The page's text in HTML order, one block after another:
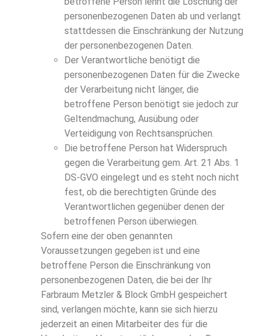
personenbezogenen Daten ab und verlangt
stattdessen die Einschränkung der Nutzung
der personenbezogenen Daten.
Der Verantwortliche benötigt die
personenbezogenen Daten für die Zwecke
der Verarbeitung nicht länger, die
betroffene Person benötigt sie jedoch zur
Geltendmachung, Ausübung oder
Verteidigung von Rechtsansprüchen.
Die betroffene Person hat Widerspruch
gegen die Verarbeitung gem. Art. 21 Abs. 1
DS-GVO eingelegt und es steht noch nicht
fest, ob die berechtigten Gründe des
Verantwortlichen gegenüber denen der
betroffenen Person überwiegen.
Sofern eine der oben genannten
Voraussetzungen gegeben ist und eine
betroffene Person die Einschränkung von
personenbezogenen Daten, die bei der Ihr
Farbraum Metzler & Block GmbH gespeichert
sind, verlangen möchte, kann sie sich hierzu
jederzeit an einen Mitarbeiter des für die